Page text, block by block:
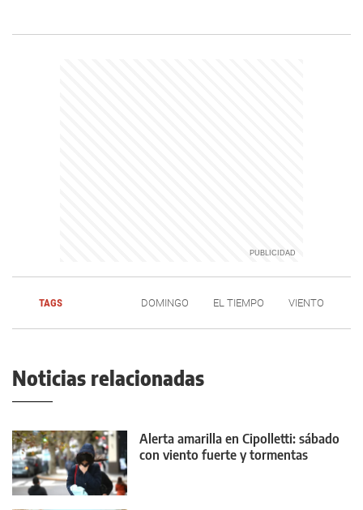
TAGS DOMINGO EL TIEMPO VIENTO
Noticias relacionadas
Alerta amarilla en Cipolletti: sábado
con viento fuerte y tormentas